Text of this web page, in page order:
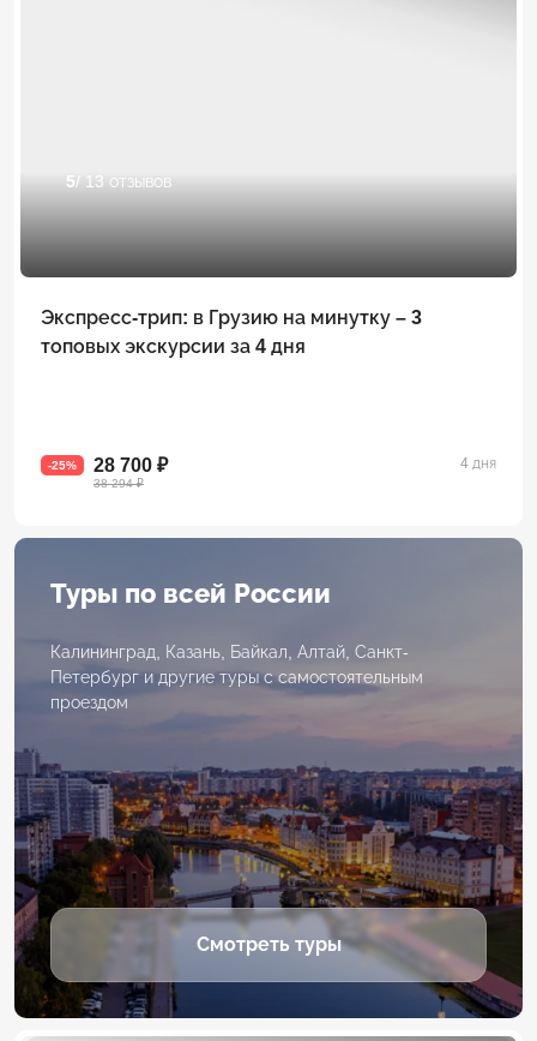
5/ 13 отзывов
Экспресс-трип: в Грузию на минутку – 3
топовых экскурсии за 4 дня
-25% 28 700 ₽
38 294 ₽
4 дня
Туры по всей России
Калининград, Казань, Байкал, Алтай, Санкт-
Петербург и другие туры с самостоятельным
проездом
Смотреть туры